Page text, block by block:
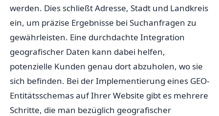
werden. Dies schließt Adresse, Stadt und Landkreis
ein, um präzise Ergebnisse bei Suchanfragen zu
gewährleisten. Eine durchdachte Integration
geografischer Daten kann dabei helfen,
potenzielle Kunden genau dort abzuholen, wo sie
sich befinden. Bei der Implementierung eines GEO-
Entitätsschemas auf Ihrer Website gibt es mehrere
Schritte, die man bezüglich geografischer